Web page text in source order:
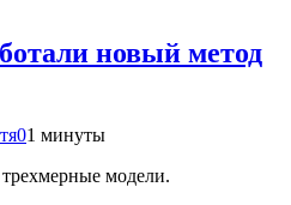
новый метод
01 минуты
модели.